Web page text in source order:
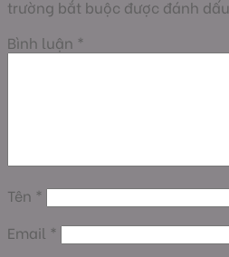
trường bắt buộc được đánh dấu
Bình luận *
Tên *
Email *